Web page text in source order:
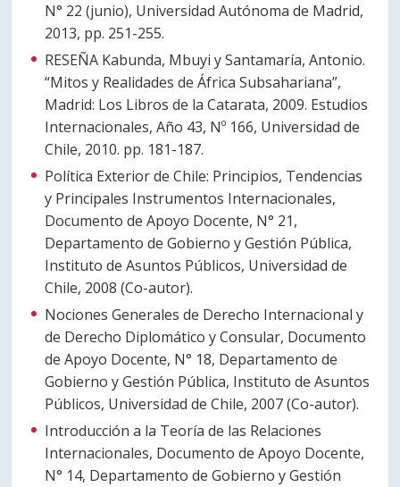
N° 22 (junio), Universidad Autónoma de Madrid,
2013, pp. 251-255.
RESEÑA Kabunda, Mbuyi y Santamaría, Antonio.
“Mitos y Realidades de África Subsahariana”,
Madrid: Los Libros de la Catarata, 2009. Estudios
Internacionales, Año 43, Nº 166, Universidad de
Chile, 2010. pp. 181-187.
Política Exterior de Chile: Principios, Tendencias
y Principales Instrumentos Internacionales,
Documento de Apoyo Docente, N° 21,
Departamento de Gobierno y Gestión Pública,
Instituto de Asuntos Públicos, Universidad de
Chile, 2008 (Co-autor).
Nociones Generales de Derecho Internacional y
de Derecho Diplomático y Consular, Documento
de Apoyo Docente, N° 18, Departamento de
Gobierno y Gestión Pública, Instituto de Asuntos
Públicos, Universidad de Chile, 2007 (Co-autor).
Introducción a la Teoría de las Relaciones
Internacionales, Documento de Apoyo Docente,
N° 14, Departamento de Gobierno y Gestión